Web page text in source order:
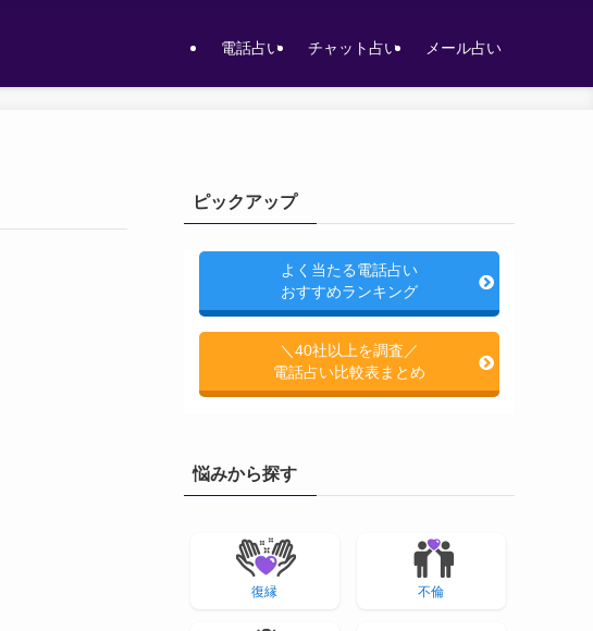
電話占い チャット占い メール占い
ピックアップ
よく当たる電話占い
おすすめランキング
＼40社以上を調査／
電話占い比較表まとめ
悩みから探す
復縁 不倫